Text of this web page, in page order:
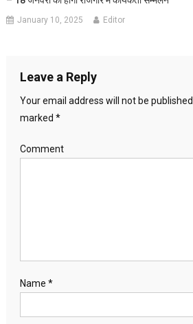
January 10, 2025 Editor
Leave a Reply
Your email address will not be published.
marked *
Comment
Name *